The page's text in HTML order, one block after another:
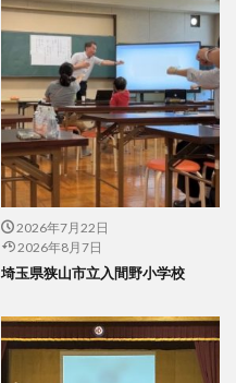
2026年7月22日
2026年8月7日
埼玉県狭山市立入間野小学校